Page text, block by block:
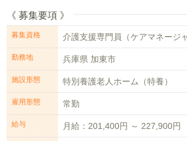
《 募集要項 》
募集資格 介護支援専門員（ケアマネージ
勤務地 兵庫県 加東市
施設形態 特別養護老人ホーム（特養）
雇用形態 常勤
給与 月給：201,400円 ～ 227,900円